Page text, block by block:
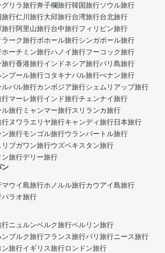
グリラ旅行奔子欄旅行韓国旅行ソウル旅行
旅行仁川旅行大邱旅行台湾旅行台北旅行
旅行阿里山旅行台中旅行フィリピン旅行
ラーク旅行ボホール旅行シンガポール旅行
ホーチミン旅行ハノイ旅行フーコック旅行
旅行香港旅行インドネシア旅行バリ島旅行
ンプール旅行コタキナバル旅行ぺナン旅行
ルバル旅行カンボジア旅行シェムリアップ旅行
行マーレ旅行インド旅行チェンナイ旅行
ル旅行 ミャンマー旅行スリランカ旅行
行ヌワラエリヤ旅行キャンディ旅行日本旅行
ン旅行モンゴル旅行ウランバートル旅行
ブガワン旅行ウズベキスタン旅行
ン旅行デリー旅行
ン
マウイ島旅行ホノルル旅行カウアイ島旅行
パラオ旅行
行ニュルンベルク旅行ベルリン旅行
ンブルク旅行フランス旅行パリ旅行ニース旅行
ン旅行イギリス旅行ロンドン旅行